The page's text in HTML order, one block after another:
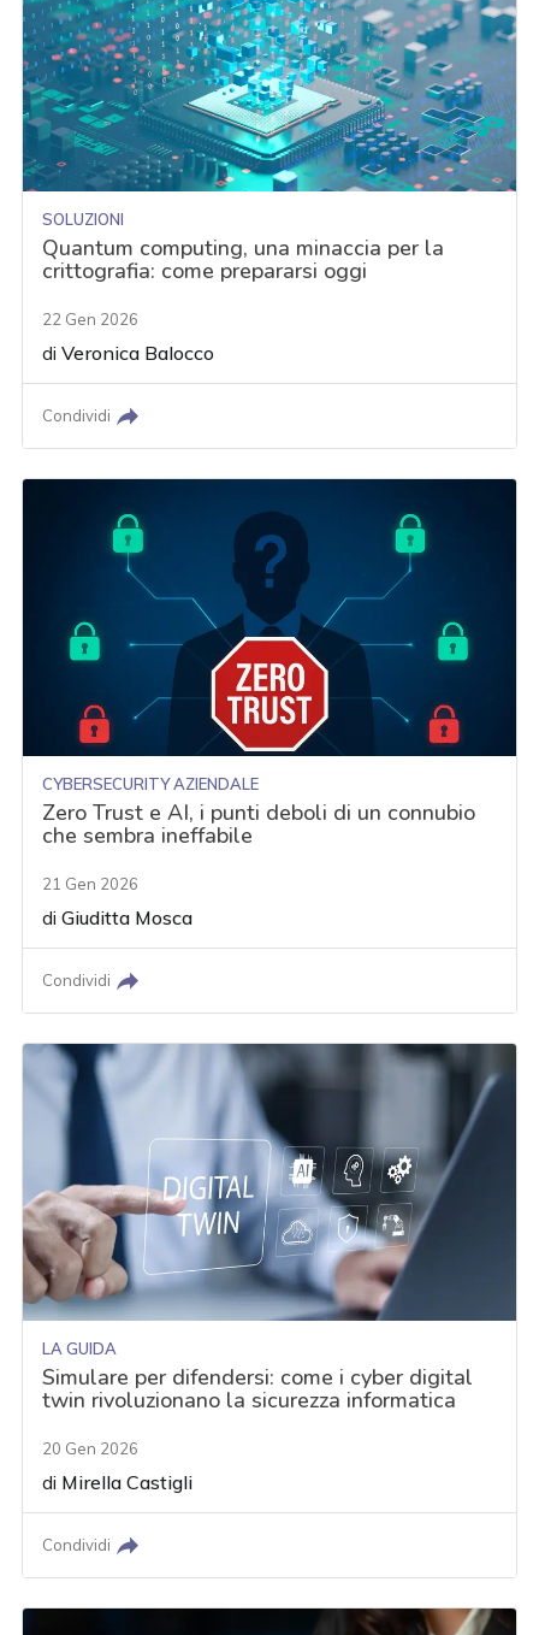
SOLUZIONI
Quantum computing, una minaccia per la
crittografia: come prepararsi oggi
22 Gen 2026
diVeronica Balocco
Condividi
CYBERSECURITY AZIENDALE
Zero Trust e AI, i punti deboli di un connubio
che sembra ineffabile
21 Gen 2026
diGiuditta Mosca
Condividi
LA GUIDA
Simulare per difendersi: come i cyber digital
twin rivoluzionano la sicurezza informatica
20 Gen 2026
di Mirella Castigli
Condividi